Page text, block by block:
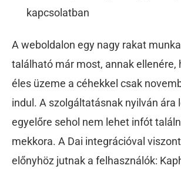
kapcsolatban
A weboldalon egy nagy rakat
található már most, annak ellenére,
éles üzeme a céhekkel csak
indul. A szolgáltatásnak nyilván ára
egyelőre sehol nem lehet infót
mekkora. A Dai integrációval
előnyhöz jutnak a felhasználók: